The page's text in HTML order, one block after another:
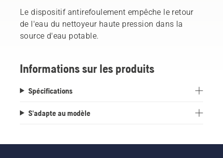
Le dispositif antirefoulement empêche le retour
de l'eau du nettoyeur haute pression dans la
source d'eau potable.
Informations sur les produits
Spécifications
S'adapte au modèle